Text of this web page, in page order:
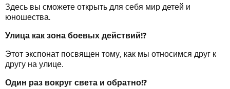
Здесь вы сможете открыть для себя мир детей и
юношества.
Улица какзонабоевыхдействий!?
Этот экспонат посвящен тому, как мы относимся друг к
другу на улице.
Один раз вокругсвета и обратно!?